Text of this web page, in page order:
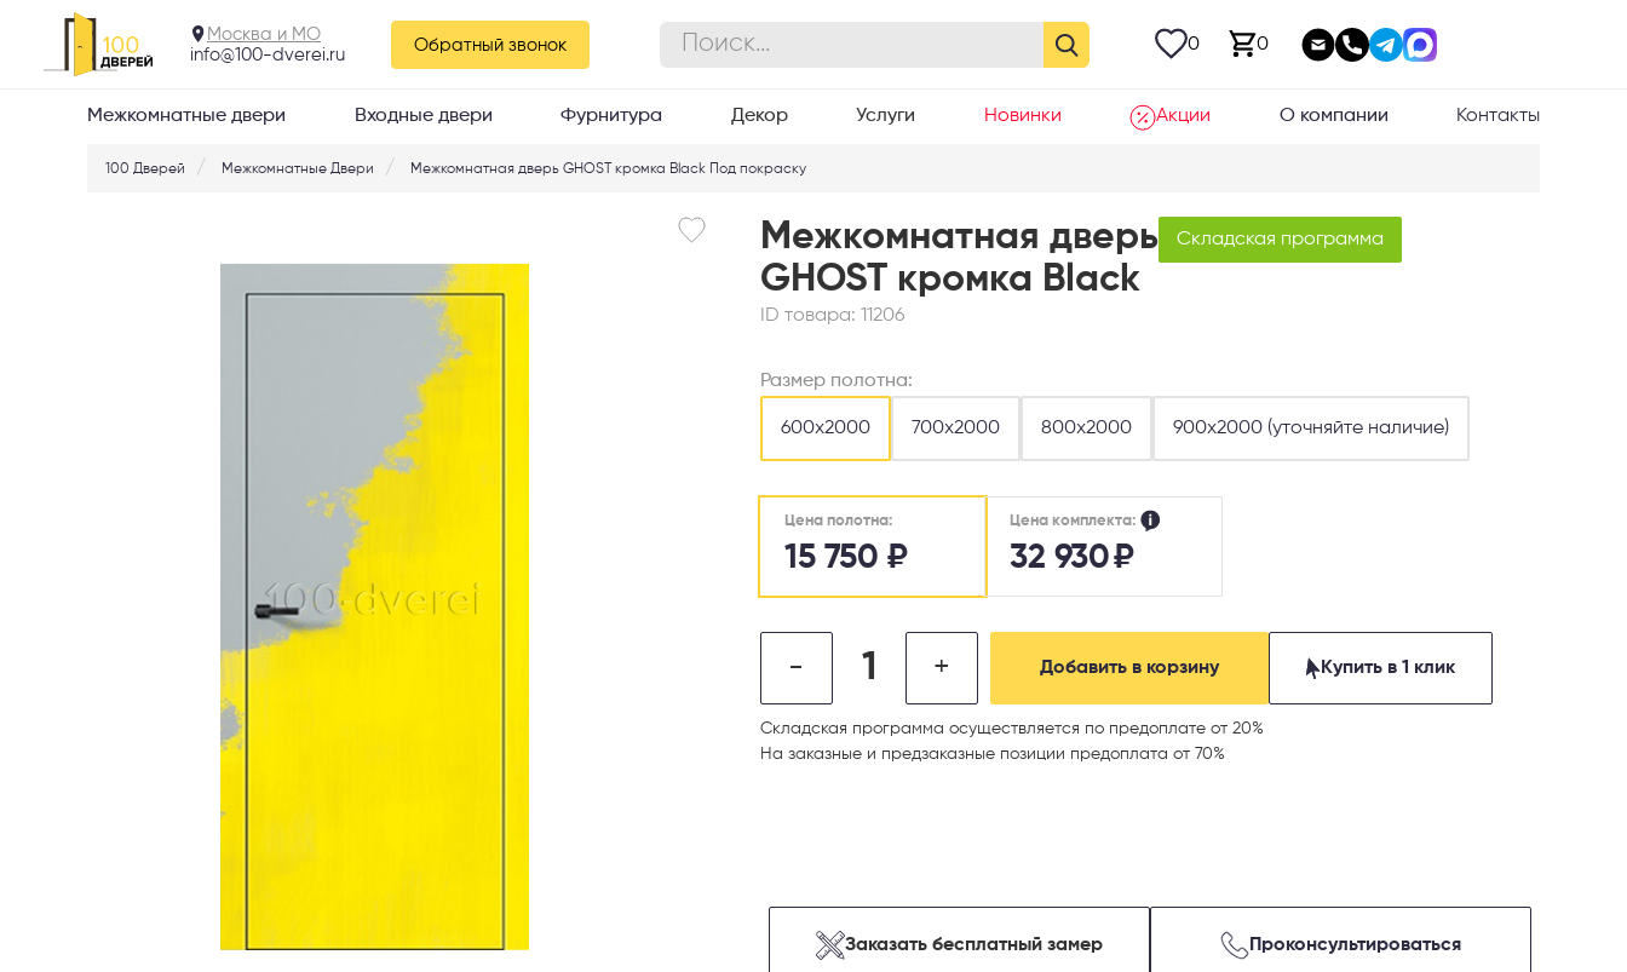
Москва и МО
info@100-dverei.ru
Обратный звонок 0 0
Межкомнатные двери Входные двери Фурнитура Декор Услуги Новинки Акции О компании Контакты
100 Дверей Межкомнатные Двери Межкомнатная дверь GHOST кромка Black Под покраску
Межкомнатная дверь
GHOST кромка Black
Складская программа
ID товара: 11206
Размер полотна:
600х2000 700х2000 800х2000 900х2000 (уточняйте наличие)
Цена полотна:
15 750 ₽
Цена комплекта:
32 930₽
- + Купить в 1 клик
Добавить в корзину
Складская программа осуществляется по предоплате от 20%
На заказные и предзаказные позиции предоплата от 70%
Заказать бесплатный замер Проконсультироваться